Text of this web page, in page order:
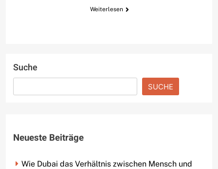
Weiterlesen
Suche
SUCHE
Neueste Beiträge
Wie Dubai das Verhältnis zwischen Mensch und